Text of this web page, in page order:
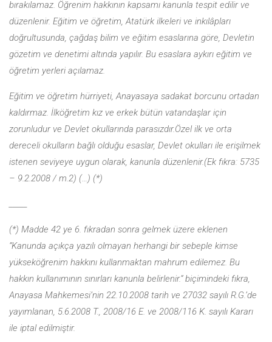
bırakılamaz. Öğrenim hakkının kapsamı kanunla tespit edilir ve
düzenlenir. Eğitim ve öğretim, Atatürk ilkeleri ve inkılâpları
doğrultusunda, çağdaş bilim ve eğitim esaslarına göre, Devletin
gözetim ve denetimi altında yapılır. Bu esaslara aykırı eğitim ve
öğretim yerleri açılamaz.
Eğitim ve öğretim hürriyeti, Anayasaya sadakat borcunu ortadan
kal­dırmaz. İlköğretim kız ve erkek bütün vatandaşlar için
zorunludur ve Devlet okullarında parasızdır.Özel ilk ve orta
dereceli okulların bağlı olduğu esaslar, Devlet okulları ile erişilmek
istenen seviyeye uygun olarak, kanunla düzenlenir.(Ek fıkra: 5735
– 9.2.2008 / m.2) (…) (*)
(*) Madde 42 ye 6. fıkradan sonra gelmek üzere eklenen
“Kanunda açıkça yazılı olmayan herhangi bir sebeple kimse
yükseköğrenim hakkını kullanmaktan mahrum edilemez. Bu
hakkın kullanımının sınırları kanunla belirlenir.” biçimin­deki fıkra,
Anayasa Mahkemesi’nin 22.10.2008 tarih ve 27032 sayılı R.G.’de
yayımlanan, 5.6.2008 T., 2008/16 E. ve 2008/116 K. sayılı Kararı
ile iptal edil­miştir.